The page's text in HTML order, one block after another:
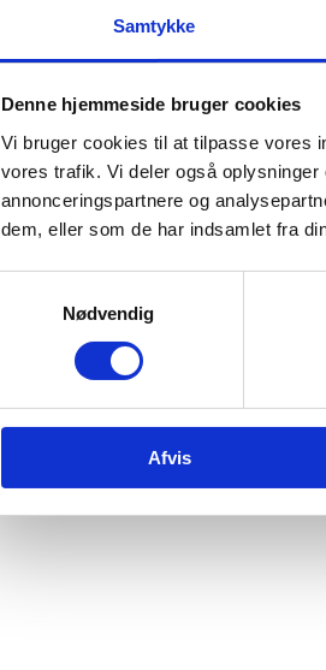
Samtykke
Denne hjemmeside bruger cookies
Vi bruger cookies til at tilpasse vores
vores trafik. Vi deler også
annonceringspartnere og
dem, eller som de har indsamlet fra
Nødvendig
Afvis